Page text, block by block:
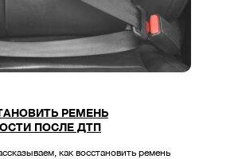
РЕМЕНЬ
ПОСЛЕ ДТП
как восстановить ремень